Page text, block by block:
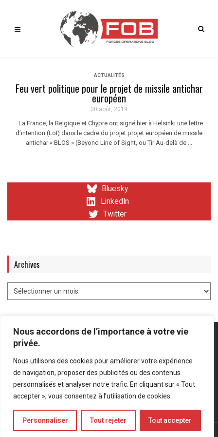
Nous accordons de l’importance à votre vie
privée.
Nous utilisons des cookies pour améliorer votre expérience
de navigation, proposer des publicités ou des contenus
personnalisés et analyser notre trafic. En cliquant sur « Tout
accepter », vous consentez à l’utilisation de cookies.
Personnaliser Tout rejeter Tout accepter
ACTUALITÉS
Feu vert politique pour le projet de missile antichar
européen
30 août, 2019
La France, la Belgique et Chypre ont signé hier à Helsinki une lettre
d’intention (LoI) dans le cadre du projet projet européen de missile
antichar « BLOS » (Beyond Line of Sight, ou Tir Au-delà de ...
Bluesky
LinkedIn
Twitter
Archives
Mentions légales Politique de confidentialité
Bluesky
LinkedIn
Twitter
© Forces Operations Blog - 2022